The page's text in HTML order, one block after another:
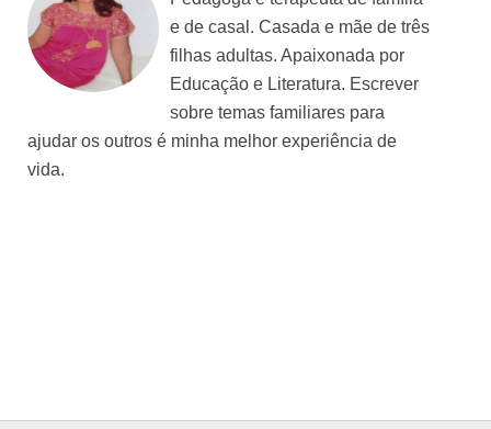
Pedagoga e terapeuta de família
e de casal. Casada e mãe de três
filhas adultas. Apaixonada por
Educação e Literatura. Escrever
sobre temas familiares para
ajudar os outros é minha melhor experiência de
vida.